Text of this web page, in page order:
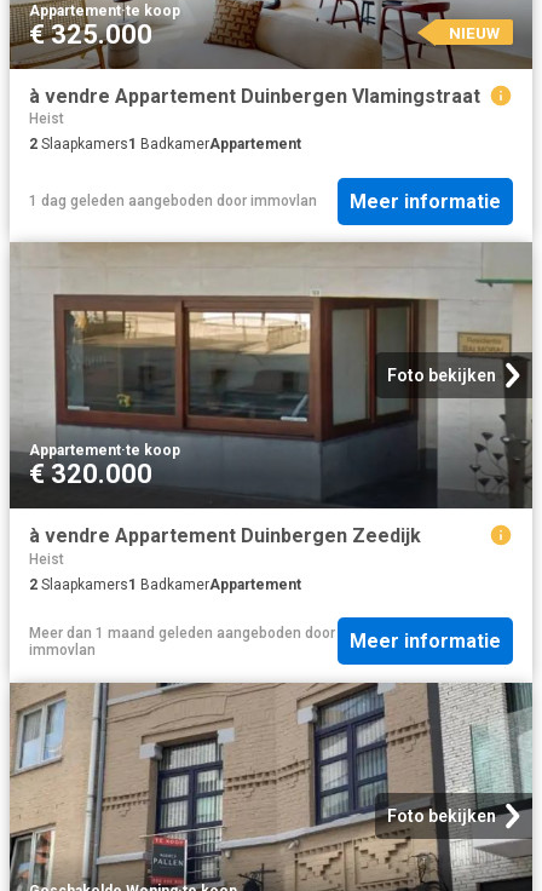
Appartement·te koop
€ 325.000 NIEUW
à vendre Appartement Duinbergen Vlamingstraat
Heist
2 Slaapkamers1 BadkamerAppartement
1 dag geleden aangeboden door immovlan Meer informatie
Foto bekijken
Appartement·te koop
€ 320.000
à vendre Appartement Duinbergen Zeedijk
Heist
2 Slaapkamers1 BadkamerAppartement
Meer dan 1 maand geleden aangeboden door
immovlan
Meer informatie
Foto bekijken